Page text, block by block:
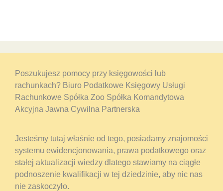
Poszukujesz pomocy przy księgowości lub
rachunkach? Biuro Podatkowe Księgowy Usługi
Rachunkowe Spółka Zoo Spółka Komandytowa
Akcyjna Jawna Cywilna Partnerska
Jesteśmy tutaj właśnie od tego, posiadamy znajomości
systemu ewidencjonowania, prawa podatkowego oraz
stałej aktualizacji wiedzy dlatego stawiamy na ciągłe
podnoszenie kwalifikacji w tej dziedzinie, aby nic nas
nie zaskoczyło.